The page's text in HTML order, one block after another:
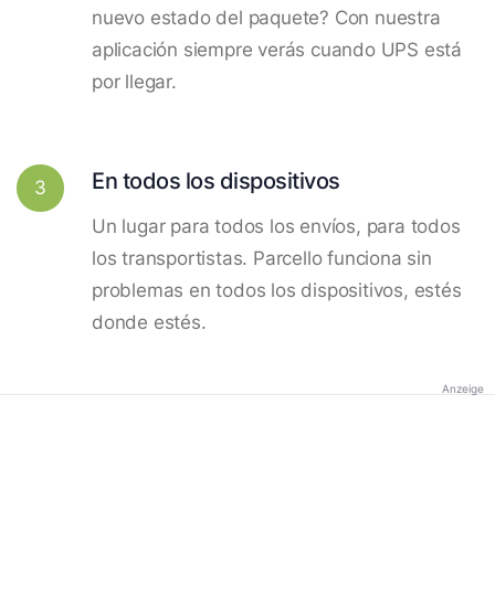
nuevo estado del paquete? Con nuestra
aplicación siempre verás cuando UPS está
por llegar.
3 En todos los dispositivos
Un lugar para todos los envíos, para todos
los transportistas. Parcello funciona sin
problemas en todos los dispositivos, estés
donde estés.
Anzeige